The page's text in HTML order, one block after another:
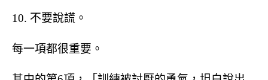
10. 不要說謊。
每一項都很重要。